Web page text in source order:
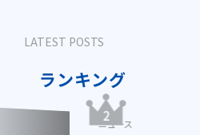
LATEST POSTS
ランキング
ニュース